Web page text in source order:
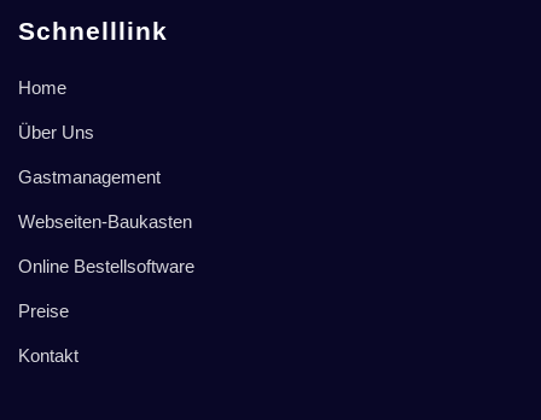
Schnelllink
Home
Über Uns
Gastmanagement
Webseiten-Baukasten
Online Bestellsoftware
Preise
Kontakt